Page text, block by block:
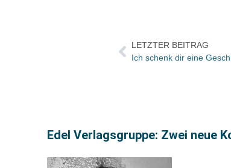
LETZTER BEITRAG
Ich schenk dir eine
Edel Verlagsgruppe: Zwei neue